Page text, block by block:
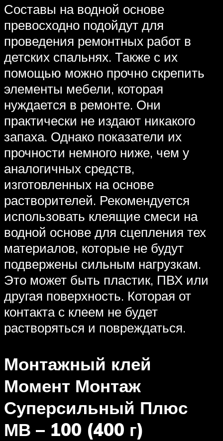
Составы на водной основе
превосходно подойдут для
проведения ремонтных работ в
детских спальнях. Также с их
помощью можно прочно скрепить
элементы мебели, которая
нуждается в ремонте. Они
практически не издают никакого
запаха. Однако показатели их
прочности немного ниже, чем у
аналогичных средств,
изготовленных на основе
растворителей. Рекомендуется
использовать клеящие смеси на
водной основе для сцепления тех
материалов, которые не будут
подвержены сильным нагрузкам.
Это может быть пластик, ПВХ или
другая поверхность. Которая от
контакта с клеем не будет
растворяться и повреждаться.
Монтажный клей
Момент Монтаж
Суперсильный Плюс
МВ – 100 (400 г)